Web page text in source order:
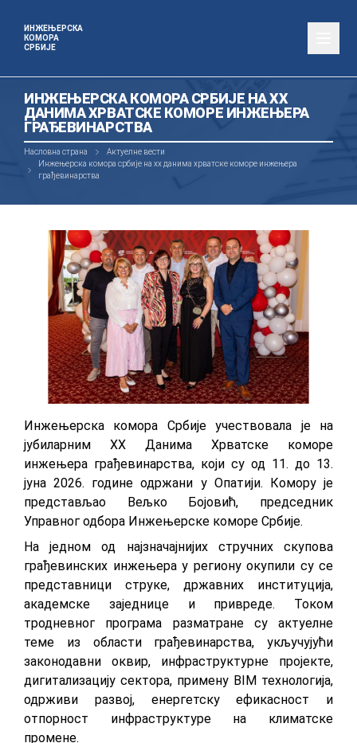
ИНЖЕЊЕРСКА
КОМОРА
СРБИЈЕ
ИНЖЕЊЕРСКА КОМОРА СРБИЈЕ НА XX
ДАНИМА ХРВАТСКЕ КОМОРЕ ИНЖЕЊЕРА
ГРАЂЕВИНАРСТВА
Насловна страна
Актуелне вести
Инжењерска комора србије на xx данима хрватске коморе инжењера
грађевинарства
Инжењерска комора Србије учествовала је на
јубиларним XX Данима Хрватске коморе
инжењера грађевинарства, који су од 11. до 13.
јуна 2026. године одржани у Опатији. Комору је
представљао Вељко Бојовић, председник
Управног одбора Инжењерске коморе Србије.
На једном од најзначајнијих стручних скупова
грађевинских инжењера у региону окупили су се
представници струке, државних институција,
академске заједнице и привреде. Током
тродневног програма разматране су актуелне
теме из области грађевинарства, укључујући
законодавни оквир, инфраструктурне пројекте,
дигитализацију сектора, примену BIM технологија,
одрживи развој, енергетску ефикасност и
отпорност инфраструктуре на климатске
промене.